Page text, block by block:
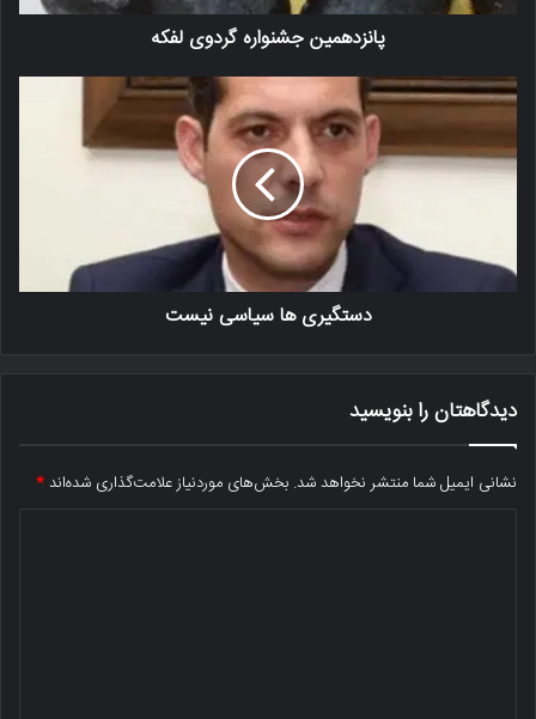
پانزدهمین جشنواره گردوی لفکه
دستگیری ها سیاسی نیست
دیدگاهتان را بنویسید
نشانی ایمیل شما منتشر نخواهد شد. بخش‌های موردنیاز علامت‌گذاری شده‌اند*